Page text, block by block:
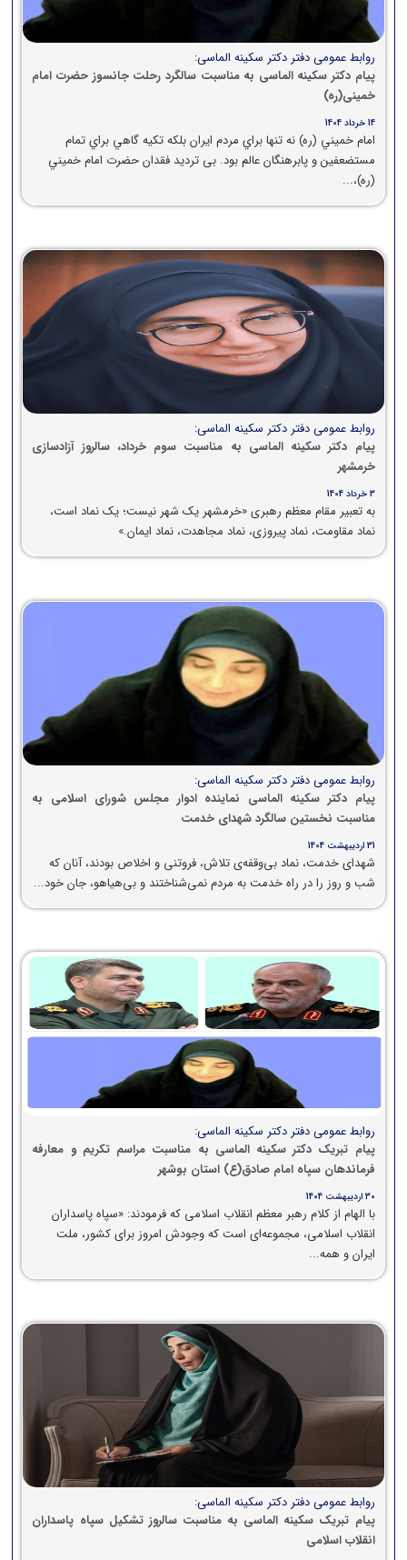
روابط عمومی دفتر دکتر سکینه الماسی:
پیام دکتر سکینه الماسی به مناسبت سالگرد رحلت جانسوز حضرت امام
خمینی(ره)
14 خرداد 1404
امام خميني (ره) نه تنها براي مردم ايران بلكه تكيه گاهي براي تمام
مستضعفين و پابرهنگان عالم بود. بی تردید فقدان حضرت امام خميني
(ره)،...
روابط عمومی دفتر دکتر سکینه الماسی:
پیام دکتر سکینه الماسی به مناسبت سوم خرداد، سالروز آزادسازی
خرمشهر
3 خرداد 1404
به تعبیر مقام معظم رهبری «خرمشهر یک شهر نیست؛ یک نماد است،
نماد مقاومت، نماد پیروزی، نماد مجاهدت، نماد ایمان.»
روابط عمومی دفتر دکتر سکینه الماسی:
پیام دکتر سکینه الماسی نماینده ادوار مجلس شورای اسلامی به
مناسبت نخستین سالگرد شهدای خدمت
31 اردیبهشت 1404
شهدای خدمت، نماد بی‌وقفه‌ی تلاش، فروتنی و اخلاص بودند، آنان که
شب و روز را در راه خدمت به مردم نمی‌شناختند و بی‌هیاهو، جان خود...
روابط عمومی دفتر دکتر سکینه الماسی:
پیام تبریک دکتر سکینه الماسی به مناسبت مراسم تکریم و معارفه
فرماندهان سپاه امام صادق(ع) استان بوشهر
30 اردیبهشت 1404
با الهام از کلام رهبر معظم انقلاب اسلامی که فرمودند: «سپاه پاسداران
انقلاب اسلامى، مجموعه‌‏اى است که وجودش امروز براى کشور، ملت
ایران و همه...
روابط عمومی دفتر دکتر سکینه الماسی:
پیام تبریک سکینه الماسی به مناسبت سالروز تشکیل سپاه پاسداران
انقلاب اسلامی